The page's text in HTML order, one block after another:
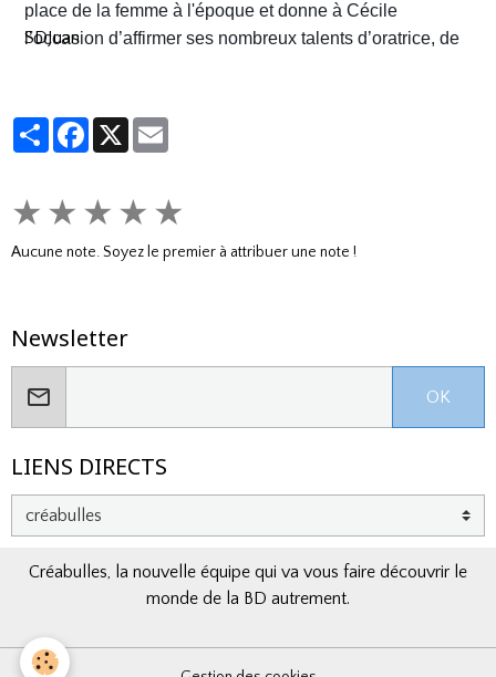
place de la femme à l'époque et donne à Cécile
l’occasion d’affirmer ses nombreux talents d’oratrice, de
SDJuan
PartagerFacebook
X
★ ★ ★ ★ ★
Aucune note. Soyez le premier à attribuer une note !
Newsletter
OK
LIENS DIRECTS
Créabulles, la nouvelle équipe qui va vous faire découvrir le
monde de la BD autrement.